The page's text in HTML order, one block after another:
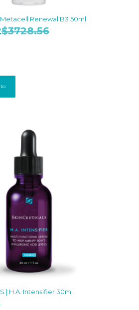
Renewal B3 50ml
$3728.56
| H.A. Intensifier 30ml